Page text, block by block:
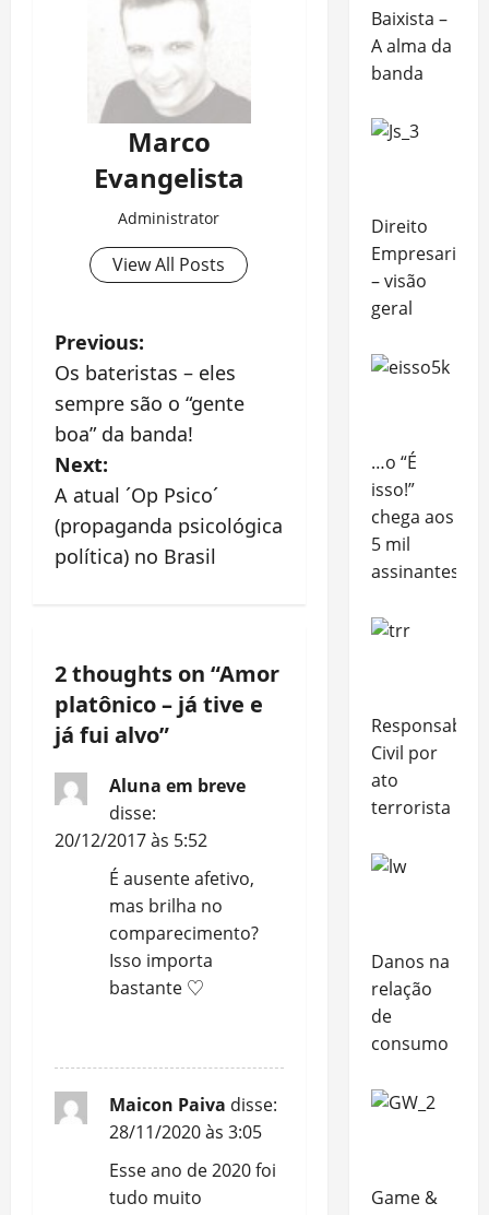
Marco
Evangelista
Administrator
View All Posts
P
o
s
t
n
a
i
g
a
t
i
Previous:
Os bateristas – eles
sempre são o “gente
boa” da banda!
Next:
A atual ´Op Psico´
(propaganda psicológica
política) no Brasil
2 thoughts on “Amor
platônico – já tive e
já fui alvo”
Aluna em breve
disse:
20/12/2017 às 5:52
É ausente afetivo,
mas brilha no
comparecimento?
Isso importa
bastante ♡
Maicon Paiva disse:
28/11/2020 às 3:05
Esse ano de 2020 foi
tudo muito
Baixista –
A alma da
banda
Direito
Empresarial
– visão
geral
…o “É
isso!”
chega aos
5 mil
assinantes!
Civil por
ato
terrorista
Danos na
relação
de
consumo
Game &